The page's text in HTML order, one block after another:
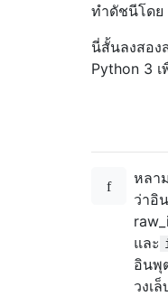
ทำดัชนีโดย
นี่สั้นลงสอง
Python 3
หลา
ว่าอิ
และ
อินพุ
วงเ